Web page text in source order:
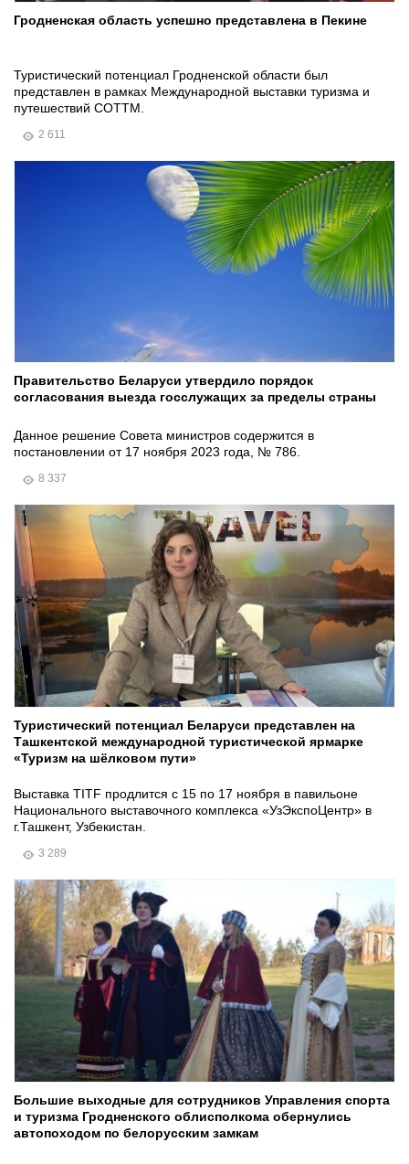
Гродненская область успешно представлена в Пекине
Туристический потенциал Гродненской области был
представлен в рамках Международной выставки туризма и
путешествий COTTM.
2 611
Правительство Беларуси утвердило порядок
согласования выезда госслужащих за пределы страны
Данное решение Совета министров содержится в
постановлении от 17 ноября 2023 года, № 786.
8 337
Туристический потенциал Беларуси представлен на
Ташкентской международной туристической ярмарке
«Туризм на шёлковом пути»
Выставка TITF продлится с 15 по 17 ноября в павильоне
Национального выставочного комплекса «УзЭкспоЦентр» в
г.Ташкент, Узбекистан.
3 289
Большие выходные для сотрудников Управления спорта
и туризма Гродненского облисполкома обернулись
автопоходом по белорусским замкам